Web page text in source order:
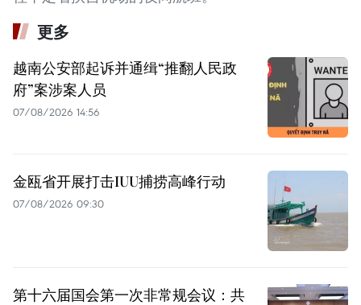
更多
越南公安部起诉并通缉“推翻人民政
府”案涉案人员
07/08/2026 14:56
金瓯省开展打击IUU捕捞高峰行动
07/08/2026 09:30
第十六届国会第一次非常规会议：共